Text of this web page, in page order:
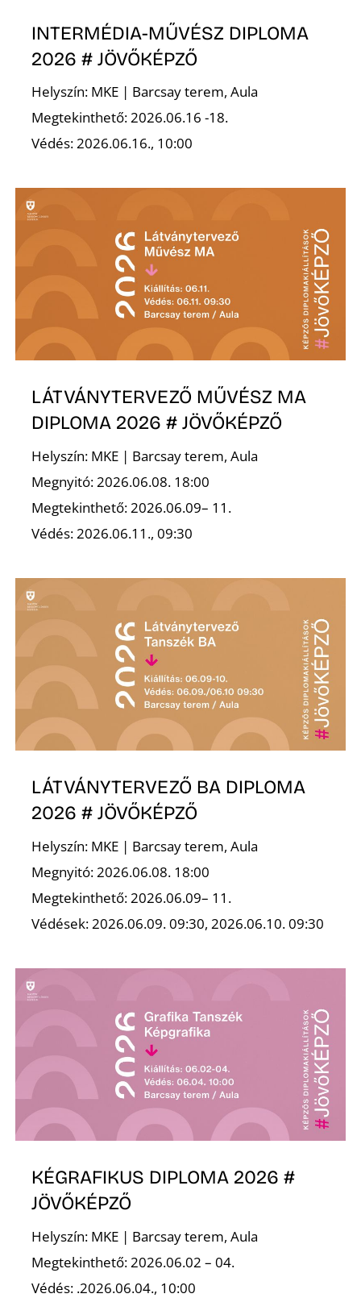
INTERMÉDIA-MŰVÉSZ DIPLOMA
2026 # JÖVŐKÉPZŐ
Helyszín: MKE | Barcsay terem, Aula
Megtekinthető: 2026.06.16 -18.
Védés: 2026.06.16., 10:00
LÁTVÁNYTERVEZŐ MŰVÉSZ MA
DIPLOMA 2026 # JÖVŐKÉPZŐ
Helyszín: MKE | Barcsay terem, Aula
Megnyitó: 2026.06.08. 18:00
Megtekinthető: 2026.06.09– 11.
Védés: 2026.06.11., 09:30
LÁTVÁNYTERVEZŐ BA DIPLOMA
2026 # JÖVŐKÉPZŐ
Helyszín: MKE | Barcsay terem, Aula
Megnyitó: 2026.06.08. 18:00
Megtekinthető: 2026.06.09– 11.
Védések: 2026.06.09. 09:30, 2026.06.10. 09:30
KÉGRAFIKUS DIPLOMA 2026 #
JÖVŐKÉPZŐ
Helyszín: MKE | Barcsay terem, Aula
Megtekinthető: 2026.06.02 – 04.
Védés: .2026.06.04., 10:00